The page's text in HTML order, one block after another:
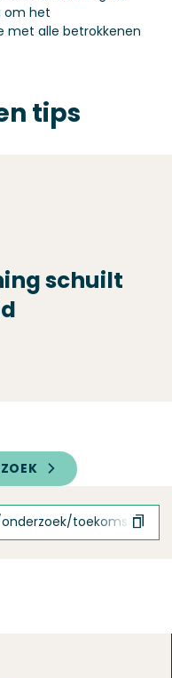
om het
met alle betrokkenen
tips
schuilt
toekomst-